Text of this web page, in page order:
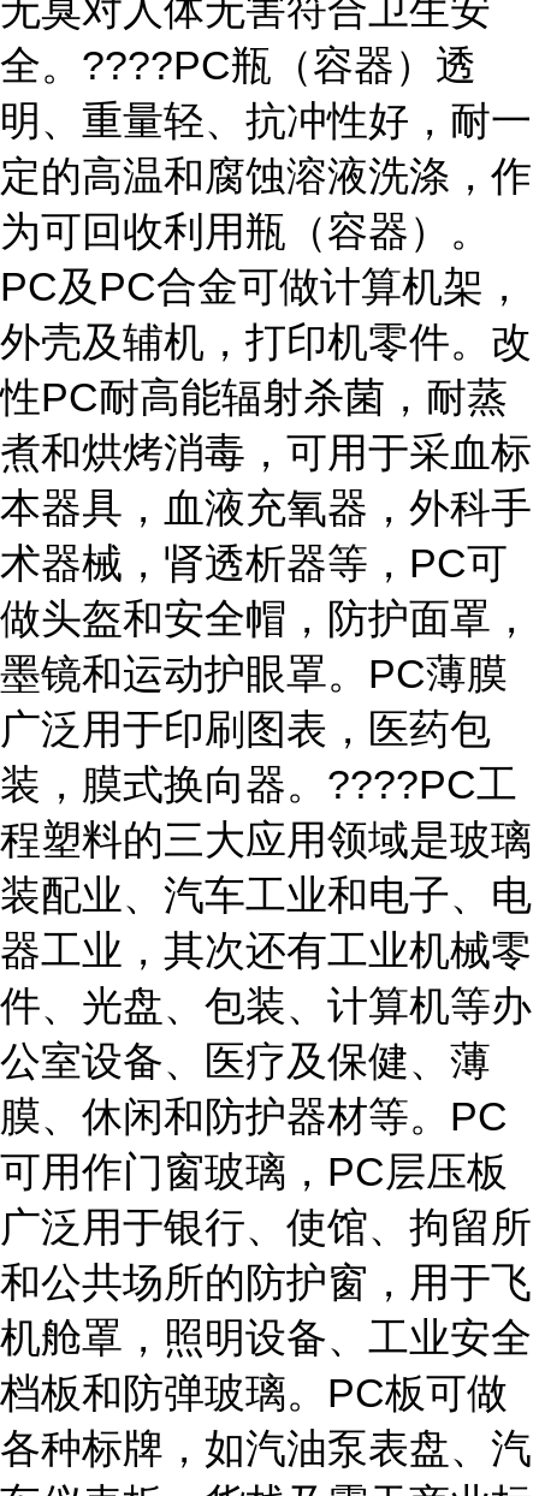
无臭对人体无害符合卫生安
全。????PC瓶（容器）透
明、重量轻、抗冲性好，耐一
定的高温和腐蚀溶液洗涤，作
为可回收利用瓶（容器）。
PC及PC合金可做计算机架，
外壳及辅机，打印机零件。改
性PC耐高能辐射杀菌，耐蒸
煮和烘烤消毒，可用于采血标
本器具，血液充氧器，外科手
术器械，肾透析器等，PC可
做头盔和安全帽，防护面罩，
墨镜和运动护眼罩。PC薄膜
广泛用于印刷图表，医药包
装，膜式换向器。????PC工
程塑料的三大应用领域是玻璃
装配业、汽车工业和电子、电
器工业，其次还有工业机械零
件、光盘、包装、计算机等办
公室设备、医疗及保健、薄
膜、休闲和防护器材等。PC
可用作门窗玻璃，PC层压板
广泛用于银行、使馆、拘留所
和公共场所的防护窗，用于飞
机舱罩，照明设备、工业安全
档板和防弹玻璃。PC板可做
各种标牌，如汽油泵表盘、汽